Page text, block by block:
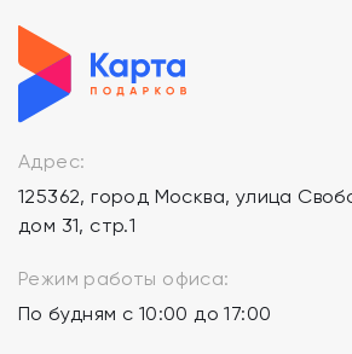
Адрес:
125362, город Москва, улица
дом 31, стр.1
Режим работы офиса:
По будням с 10:00 до 17:00